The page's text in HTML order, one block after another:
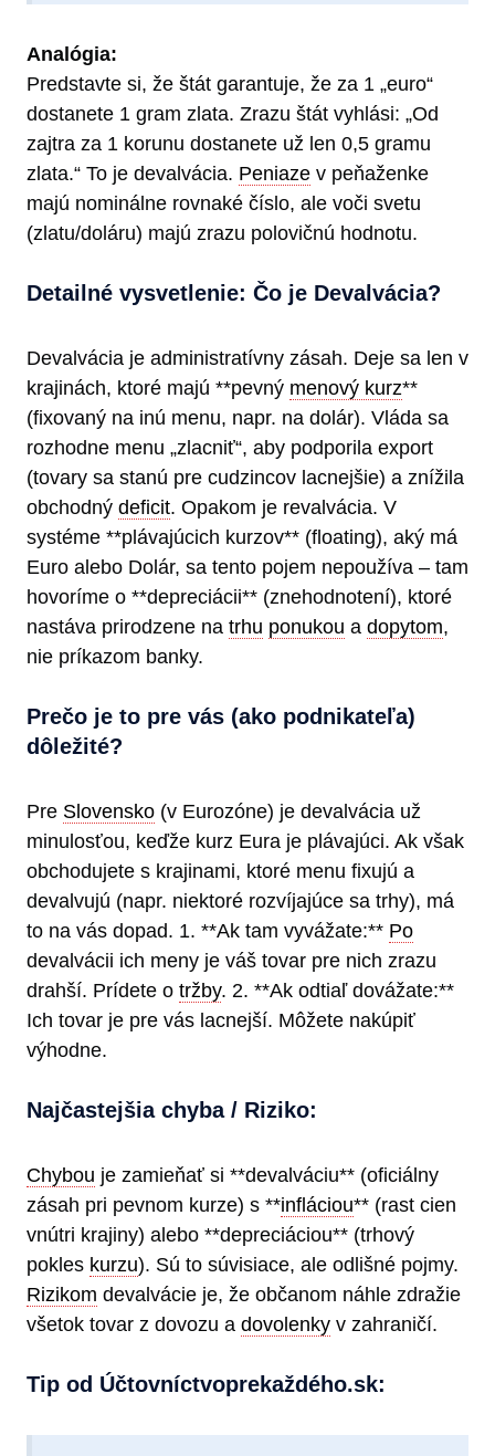
Analógia:
Predstavte si, že štát garantuje, že za 1 „euro“
dostanete 1 gram zlata. Zrazu štát vyhlási: „Od
zajtra za 1 korunu dostanete už len 0,5 gramu
zlata.“ To je devalvácia. Peniaze v peňaženke
majú nominálne rovnaké číslo, ale voči svetu
(zlatu/doláru) majú zrazu polovičnú hodnotu.
Detailné vysvetlenie: Čo je Devalvácia?
Devalvácia je administratívny zásah. Deje sa len v
krajinách, ktoré majú **pevný menový kurz**
(fixovaný na inú menu, napr. na dolár). Vláda sa
rozhodne menu „zlacniť“, aby podporila export
(tovary sa stanú pre cudzincov lacnejšie) a znížila
obchodný deficit. Opakom je revalvácia. V
systéme **plávajúcich kurzov** (floating), aký má
Euro alebo Dolár, sa tento pojem nepoužíva – tam
hovoríme o **depreciácii** (znehodnotení), ktoré
nastáva prirodzene na trhu ponukou a dopytom,
nie príkazom banky.
Prečo je to pre vás (ako podnikateľa)
dôležité?
Pre Slovensko (v Eurozóne) je devalvácia už
minulosťou, keďže kurz Eura je plávajúci. Ak však
obchodujete s krajinami, ktoré menu fixujú a
devalvujú (napr. niektoré rozvíjajúce sa trhy), má
to na vás dopad. 1. **Ak tam vyvážate:** Po
devalvácii ich meny je váš tovar pre nich zrazu
drahší. Prídete o tržby. 2. **Ak odtiaľ dovážate:**
Ich tovar je pre vás lacnejší. Môžete nakúpiť
výhodne.
Najčastejšia chyba / Riziko:
Chybou je zamieňať si **devalváciu** (oficiálny
zásah pri pevnom kurze) s **infláciou** (rast cien
vnútri krajiny) alebo **depreciáciou** (trhový
pokles kurzu). Sú to súvisiace, ale odlišné pojmy.
Rizikom devalvácie je, že občanom náhle zdražie
všetok tovar z dovozu a dovolenky v zahraničí.
Tip od Účtovníctvoprekaždéh​o.sk: